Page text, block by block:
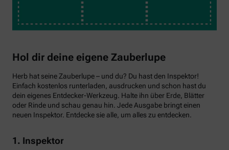
Hol dir deine eigene Zauberlupe
Herb hat seine Zauberlupe – und du? Du hast den Inspektor!
Einfach kostenlos runterladen, ausdrucken und schon hast du
dein eigenes Entdecker-Werkzeug. Halte ihn über Erde, Blätter
oder Rinde und schau genau hin. Jede Ausgabe bringt einen
neuen Inspektor. Entdecke sie alle, um alles zu entdecken.
1. Inspektor